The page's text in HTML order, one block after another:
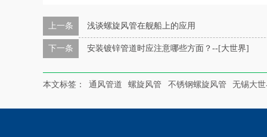
上一条 浅谈螺旋风管在舰船上的应用
下一条 安装镀锌管道时应注意哪些方面？--[大世界]
本文标签： 通风管道 螺旋风管 不锈钢螺旋风管 无锡大